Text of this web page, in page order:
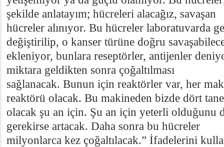
şekilde anlatayım; hücreleri alacağız, savaşan
hücreler alınıyor. Bu hücreler laboratuvarda
değiştirilip, o kanser türüne doğru
ekleniyor, bunlara reseptörler, antijenler
miktara geldikten sonra çoğaltılması
sağlanacak. Bunun için reaktörler var, her
reaktörü olacak. Bu makineden bizde dört tane
olacak şu an için. Şu an için yeterli olduğunu
gerekirse artacak. Daha sonra bu hücreler
milyonlarca kez çoğaltılacak.” İfadelerini